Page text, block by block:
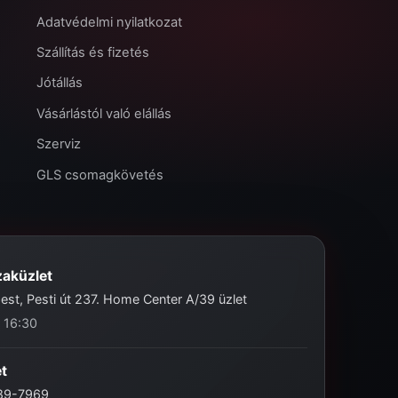
Adatvédelmi nyilatkozat
Szállítás és fizetés
Jótállás
Vásárlástól való elállás
Szerviz
GLS csomagkövetés
Pesti út 237. Home Center A/39 üzlet
7969